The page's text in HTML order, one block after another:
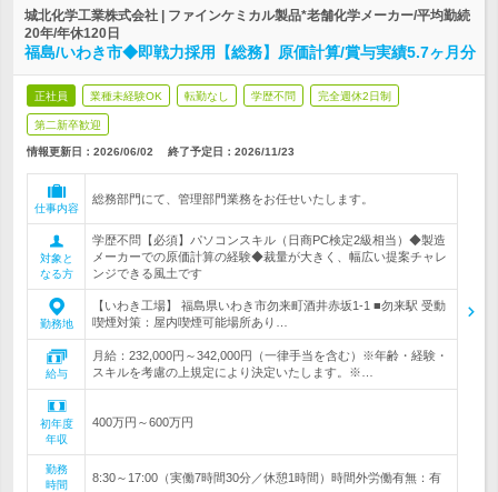
城北化学工業株式会社 | ファインケミカル製品*老舗化学メーカー/平均勤続
20年/年休120日
福島/いわき市◆即戦力採用【総務】原価計算/賞与実績5.7ヶ月分
正社員 業種未経験OK 転勤なし 学歴不問 完全週休2日制
第二新卒歓迎
情報更新日：2026/06/02 終了予定日： 2026/11/23
仕事内容
総務部門にて、管理部門業務をお任せいたします。
対象と
なる方
学歴不問【必須】パソコンスキル（日商PC検定2級相当）◆製造
メーカーでの原価計算の経験◆裁量が大きく、幅広い提案チャレ
ンジできる風土です
勤務地
【いわき工場】 福島県いわき市勿来町酒井赤坂1-1 ■勿来駅 受動
喫煙対策：屋内喫煙可能場所あり…
給与
月給：232,000円～342,000円（一律手当を含む）※年齢・経験・
スキルを考慮の上規定により決定いたします。※…
初年度
年収
400万円～600万円
勤務
時間
8:30～17:00（実働7時間30分／休憩1時間）時間外労働有無：有